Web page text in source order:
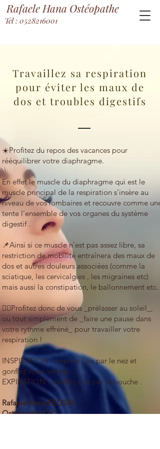
Rafaele Hana Ostéopathe
Tel : 0528216001
Travaillez sa respiration
pour éviter les maux de
dos et troubles digestifs
☀️Profitez du repos des vacances pour
rééquilibrer votre diaphragme.
En effet le muscle du diaphragme qui est le
muscle principal de la respiration s’insère au
niveau de vos lombaires et recouvre comme une
tente l’ensemble de vos organes du système
digestif .
📌Ainsi si ce muscle n’est pas assez libre, sa
restriction de mobilité entraînera des maux de
dos et autres douleurs associées (comme la
sciatique, les cervicalgies , les migraines etc)
mais aussi la constipation, le ballonnement etc.
👍🏻Profitez donc de vous _prélasser au soleil_,
ou tout simplement de _faire une pause dans
votre rythme effréné_ pour travailler votre
respiration !
INSPIRATION : inspirez l’air par le nez et
gonflez votre ventre.
EXPIRATION : soufflez l’air par la bouche .
Rafaele Hana FEDIDA
Ostéopathe D.O